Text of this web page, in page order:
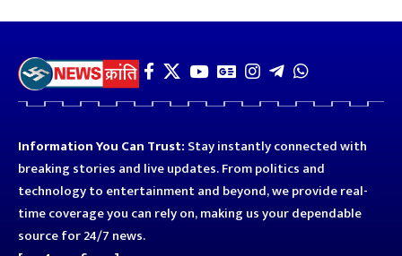
Information You Can Trust: Stay instantly connected with
breaking stories and live updates. From politics and
technology to entertainment and beyond, we provide real-
time coverage you can rely on, making us your dependable
source for 24/7 news.